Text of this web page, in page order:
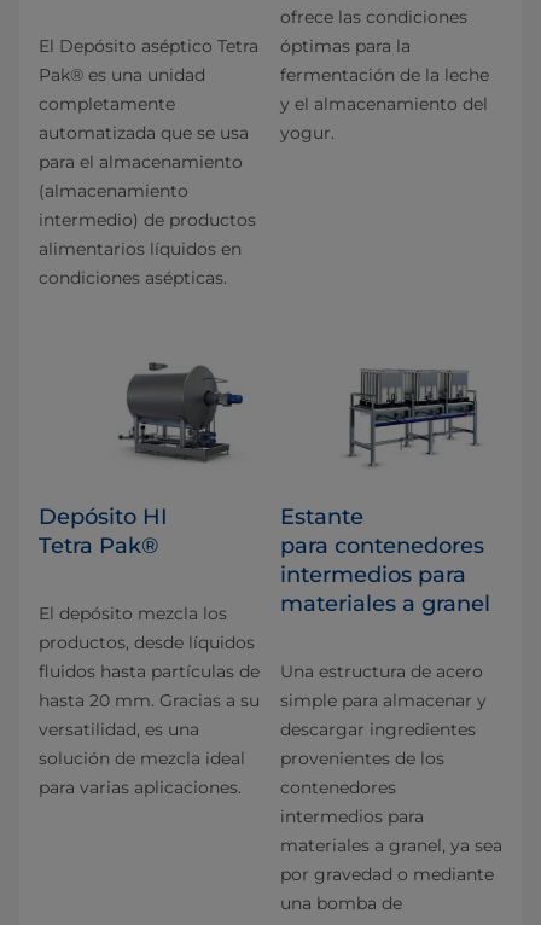
El Depósito aséptico Tetra
Pak® es una unidad
completamente
automatizada que se usa
para el almacenamiento
(almacenamiento
intermedio) de productos
alimentarios líquidos en
condiciones asépticas.
ofrece las condiciones
óptimas para la
fermentación de la leche
y el almacenamiento del
yogur.
Depósito HI
Tetra Pak®
El depósito mezcla los
productos, desde líquidos
fluidos hasta partículas de
hasta 20 mm. Gracias a su
versatilidad, es una
solución de mezcla ideal
para varias aplicaciones.
Estante
para contenedores
intermedios para
materiales a granel
Una estructura de acero
simple para almacenar y
descargar ingredientes
provenientes de los
contenedores
intermedios para
materiales a granel, ya sea
por gravedad o mediante
una bomba de